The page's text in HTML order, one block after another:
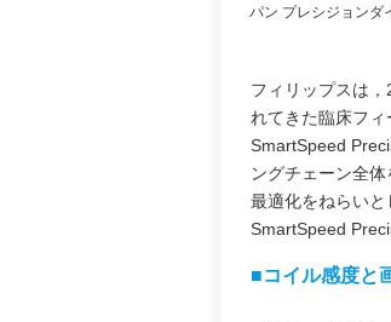
パン プレシジョン
フィリップスは，
れてきた臨床フィ
SmartSpeed
ングチェーン全
最適化をねらいと
SmartSpeed
■コイル感度と